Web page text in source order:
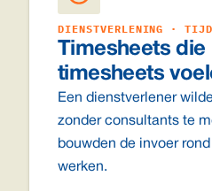
DIENSTVERLENING ·
Timesheets die
timesheets
Een dienstverlener
zonder consultants te
bouwden de invoer
werken.